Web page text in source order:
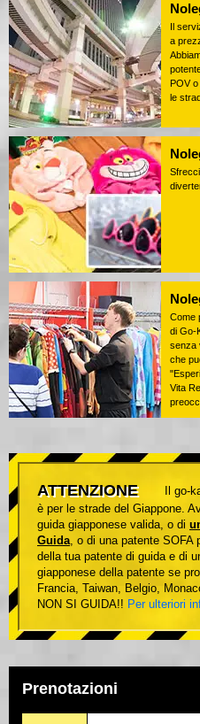
Il
a
POV
le
Come
di Go-
senza
che
Vita
ATTENZIONE
Il go-
è per le strade del Giappone.
guida giapponese valida, o di
Guida, o di una patente SOFA
della tua patente di guida e di
giapponese della patente se
Francia, Taiwan, Belgio,
NON SI GUIDA!! Per ulteriori
Prenotazioni